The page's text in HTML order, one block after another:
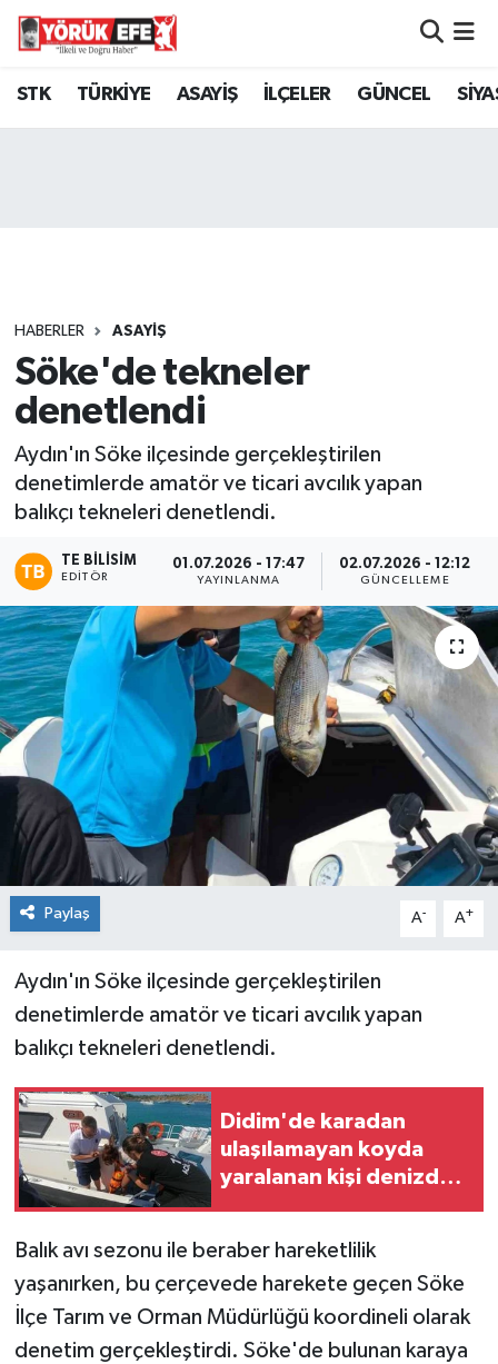
STK TÜRKİYE ASAYİŞ İLÇELER GÜNCEL
HABERLER ASAYİŞ
Söke'de tekneler
denetlendi
Aydın'ın Söke ilçesinde gerçekleştirilen
denetimlerde amatör ve ticari avcılık yapan
balıkçı tekneleri denetlendi.
TE BILISIM
EDITÖR
01.07.2026 - 17:47
YAYINLANMA
02.07.2026 - 12:12
GÜNCELLEME
Paylaş A- A+
Aydın'ın Söke ilçesinde gerçekleştirilen
denetimlerde amatör ve ticari avcılık yapan
balıkçı tekneleri denetlendi.
Didim'de karadan
ulaşılamayan koyda
yaralanan kişi denizden
Balık avı sezonu ile beraber hareketlilik
yaşanırken, bu çerçevede harekete geçen Söke
İlçe Tarım ve Orman Müdürlüğü koordineli olarak
denetim gerçekleştirdi. Söke'de bulunan karaya
Aydın Nöbetçi Eczaneler
Tüm Manşetler
Son Dakika Haberleri
Haber Arşivi